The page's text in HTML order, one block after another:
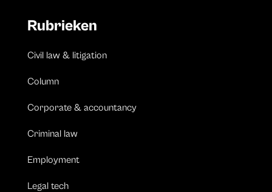
Rubrieken
Civil law & litigation
Column
Corporate & accountancy
Criminal law
Employment
Legal tech